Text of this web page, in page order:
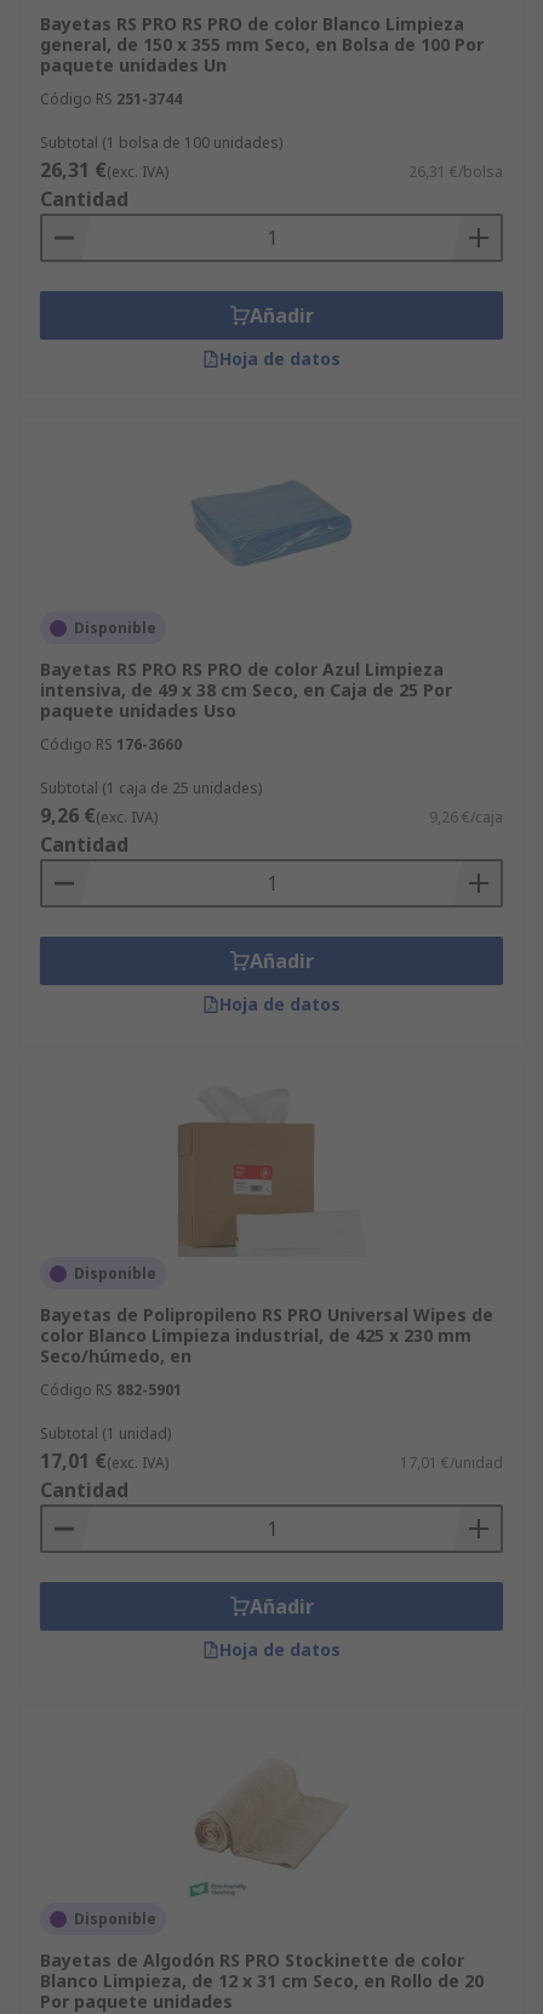
Bayetas RS PRO RS PRO de color Blanco Limpieza
general, de 150 x 355 mm Seco, en Bolsa de 100 Por
paquete unidades Un
Código RS 251-3744
Subtotal (1 bolsa de 100 unidades)
26,31 €(exc. IVA) 26,31 €/bolsa
Cantidad
Añadir
Hoja de datos
Disponible
Bayetas RS PRO RS PRO de color Azul Limpieza
intensiva, de 49 x 38 cm Seco, en Caja de 25 Por
paquete unidades Uso
Código RS 176-3660
Subtotal (1 caja de 25 unidades)
9,26 €(exc. IVA) 9,26 €/caja
Cantidad
Añadir
Hoja de datos
Disponible
Bayetas de Polipropileno RS PRO Universal Wipes de
color Blanco Limpieza industrial, de 425 x 230 mm
Seco/húmedo, en
Código RS 882-5901
Subtotal (1 unidad)
17,01 €(exc. IVA) 17,01 €/unidad
Cantidad
Añadir
Hoja de datos
Disponible
Bayetas de Algodón RS PRO Stockinette de color
Blanco Limpieza, de 12 x 31 cm Seco, en Rollo de 20
Por paquete unidades